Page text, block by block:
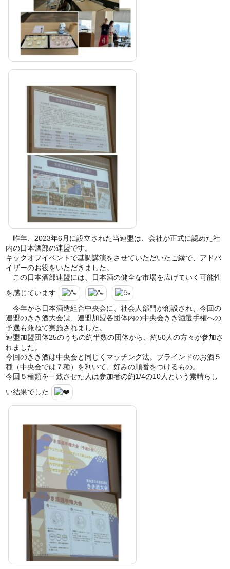
昨年、2023年6月に設立された当連盟は、会社が正式に認めた社
内の日本酒部の連盟です。
キックオフイベントで基調講演をさせていただいたご縁で、アドバ
イザーのお役をいただきました。
この日本酒部連盟には、日本酒の健全な市場を広げていく可能性
を感じています
今年から日本酒造組合中央会に、社会人部門が創設され、今回の
連盟のきき酒大会は、連盟加盟各団体内の中央会きき酒選手権への
予選も兼ねて実施されました。
連盟加盟団体25のうちの約半数の団体から、約50人の方々が参加さ
れました。
今回のきき酒は中央会と同じくマッチング法。ブラインドのお酒５
種（中央会では７種）を利いて、好みの順番をつけるもの。
今回５種類を一致させた人は参加者の約1/4の10人という素晴らし
い結果でした